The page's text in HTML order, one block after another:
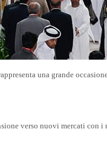
una grande
verso nuovi mercati con i